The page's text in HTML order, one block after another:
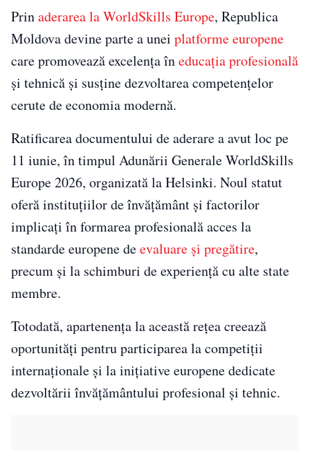
Prinaderarea la WorldSkills Europe, Republica
Moldova devine parte a unei platforme europene
care promovează excelența îneducația profesională
și tehnică și susține dezvoltarea competențelor
cerute de economia modernă.
Ratificarea documentului de aderare a avut loc pe
11 iunie, în timpul Adunării Generale WorldSkills
Europe 2026, organizată la Helsinki. Noul statut
oferă instituțiilor de învățământ și factorilor
implicați în formarea profesională acces la
standarde europene deevaluare și pregătire,
precum și la schimburi de experiență cu alte state
membre.
Totodată, apartenența la această rețea creează
oportunități pentru participarea la competiții
internaționale și la inițiative europene dedicate
dezvoltării învățământului profesional și tehnic.